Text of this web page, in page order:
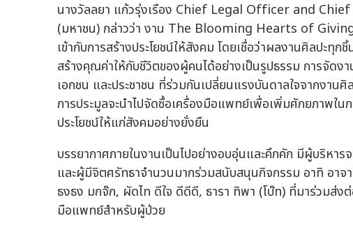
นางวัลลยา แก้วรุ่งเรือง Chief Legal Officer and
(มหาชน) กล่าวว่า งาน The Blooming Hearts of Giving
เข้ากับการสร้างประโยชน์ให้สังคม โดยเชื่อว่าผลงานศิลปะ
สร้างคุณค่าให้กับชีวิตของผู้คนได้อย่างเป็นรูปธรรม การจัด
เอกชน และประชาชน ที่ร่วมกันเปลี่ยนแรงบันดาลใจจากงาน
การประมูลจะนำไปจัดซื้อเครื่องมือแพทย์เพื่อเพิ่มศักยภาพใน
ประโยชน์ให้แก่สังคมอย่างยั่งยืน
บรรยากาศภายในงานเป็นไปอย่างอบอุ่นและคึกคัก มีผู้บริห
และผู้มีจิตศรัทธาจำนวนมากร่วมสนับสนุนกิจกรรม อาทิ อา
ธงธง มกจ๊ก, ผัดไท ดีใจ ดีดีดี, ธารา ทิพา (โบ๊ท) ที่มาร่วมส่ง
มือแพทย์สำหรับผู้ป่วย